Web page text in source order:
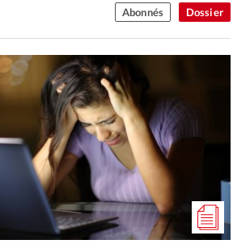
Dossier
Abonnés